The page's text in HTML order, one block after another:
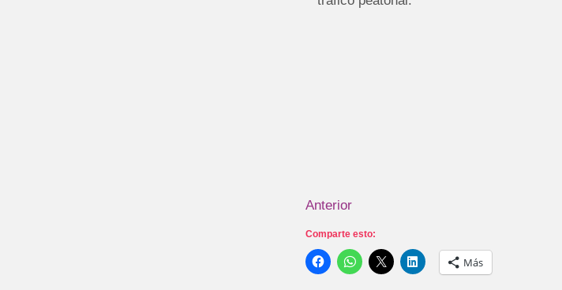
Anterior
Comparte esto:
Más